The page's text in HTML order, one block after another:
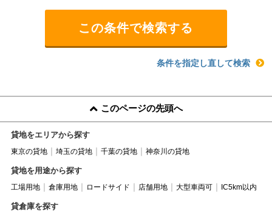
条件を指定し直して検索
このページの先頭へ
貸地をエリアから探す
東京の貸地 埼玉の貸地 千葉の貸地 神奈川の貸地
貸地を用途から探す
工場用地 倉庫用地 ロードサイド 店舗用地 大型車両可 IC5km以内
貸倉庫を探す